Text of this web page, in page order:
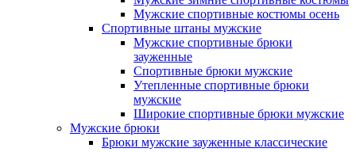
Мужские спортивные костюмы осень
Спортивные штаны мужские
Мужские спортивные брюки
зауженные
Спортивные брюки мужские
Утепленные спортивные брюки
мужские
Широкие спортивные брюки мужские
Мужские брюки
Брюки мужские зауженные классические